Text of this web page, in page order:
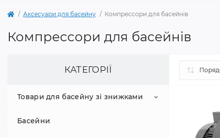
Аксесуари для басейну Компрессори для басейнів
Компрессори для басейнів
КАТЕГОРІЇ
Товари для басейну зі знижками
Аксесуари для басейну
Басейни